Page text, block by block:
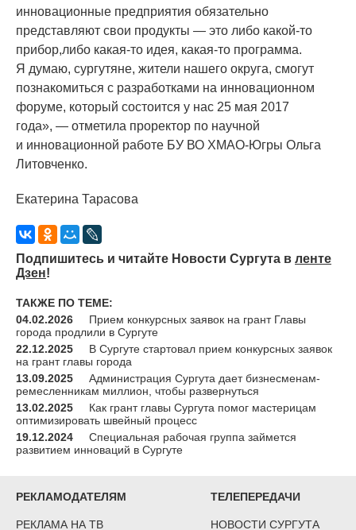
инновационные предприятия обязательно
представляют свои продукты — это либо какой-то
прибор,либо какая-то идея, какая-то программа.
Я думаю, сургутяне, жители нашего округа, смогут
познакомиться с разработками на инновационном
форуме, который состоится у нас 25 мая 2017
года», — отметила проректор по научной
и инновационной работе БУ ВО ХМАО-Югры Ольга
Литовченко.
Екатерина Тарасова
Подпишитесь и читайте Новости Сургута в ленте
Дзен!
ТАКЖЕ ПО ТЕМЕ:
04.02.2026
Прием конкурсных заявок на грант Главы
города продлили в Сургуте
22.12.2025
В Сургуте стартовал прием конкурсных заявок
на грант главы города
13.09.2025
Администрация Сургута дает бизнесменам-
ремесленникам миллион, чтобы развернуться
13.02.2025
Как грант главы Сургута помог мастерицам
оптимизировать швейный процесс
19.12.2024
Специальная рабочая группа займется
развитием инноваций в Сургуте
РЕКЛАМОДАТЕЛЯМ
РЕКЛАМА НА ТВ
ТЕЛЕПЕРЕДАЧИ
НОВОСТИ СУРГУТА